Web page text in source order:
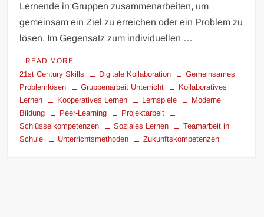
Lernende in Gruppen zusammenarbeiten, um
gemeinsam ein Ziel zu erreichen oder ein Problem zu
lösen. Im Gegensatz zum individuellen …
READ MORE
21st Century Skills Digitale Kollaboration
Gemeinsames
Problemlösen
Gruppenarbeit Unterricht
Kollaboratives
Lernen
Kooperatives Lernen Lernspiele
Moderne
Bildung
Peer-Learning
Projektarbeit
Schlüsselkompetenzen
Soziales Lernen
Teamarbeit in
Schule
Unterrichtsmethoden Zukunftskompetenzen